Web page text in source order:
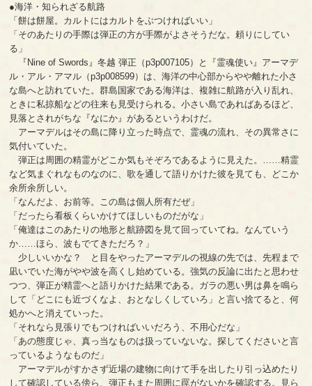
●海洋・知られざる航路
「餅は餅屋。カルトにはカルトをぶつければいい」
「そのあたりの手際は弾正の方が手際がよさそうだな。頼りにしてい
る」
『Nine of Swords』冬越 弾正（p3p007105）と『霊魂使い』アーマデ
ル・アル・アマル（p3p008599）は、海洋の中心部からやや離れた小さ
な島へと訪れていた。群島国家である海洋は、複雑に航路が入り乱れ、
ときに私掠船などの往来も見受けられる。小さい島であればあるほど、
見落とされがちな『なにか』があるというわけだ。
アーマデルはその島に降り立った時点で、霊魂の流れ、その異常さに
気付いていた。
弾正は周囲の精霊がどこか気もそぞろであるように見えた。……精霊
など気まぐれなものなのに、歌を通して語りかけた彼を見ても、どこか
余所余所しい。
「なんだよ、お前等。この島は個人所有だぜ」
「だったら看板くらいかけてほしいものだがな」
「俺達はこのあたりの地形と航跡図を見て回っていてね。なんていう
か……ほら、波もでてきただろ？」
少しいいかな？ と目をやったアーマデルの視線の先では、先程まで
凪いでいた海がやや波を高くし始めている。強気の反論に出たと思わせ
つつ、弾正が精霊へと語りかけた結果である。ガラの悪い男は鼻を鳴ら
して「どこにも近づくなよ、おとなしくしていろ」と言い捨てると、何
処かへと消えていった。
「それなら見張りでもつければいいだろう、不用心だな」
「あの態度じゃ、真っ当なものは扱っていないな。探してくださいと言
っているようなものだ」
アーマデルがすかさず近場の建物に向けて手を出したり引っ込めたり
して確認している傍ら、弾正もまた周囲に罠がないかを確認する。見ら